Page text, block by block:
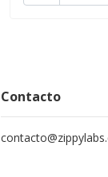
Contacto